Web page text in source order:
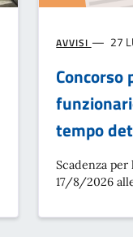
AVVISI 27
tempo
Scadenza
17/8/2026